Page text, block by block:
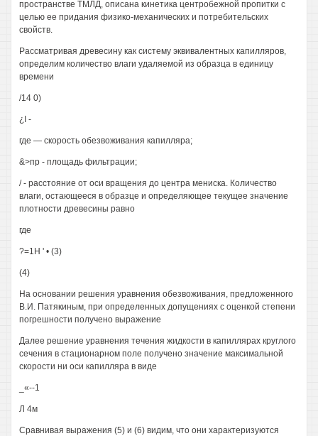
пространстве ТМЛД, описана кинетика центробежной пропитки с
целью ее придания физико-механических и потребительских
свойств.
Рассматривая древесину как систему эквивалентных капилляров,
определим количество влаги удаляемой из образца в единицу
времени
/14 0)
¿I -
где — скорость обезвоживания капилляра;
&>пр - площадь фильтрации;
/ - расстояние от оси вращения до центра мениска. Количество
влаги, остающееся в образце и определяющее текущее значение
плотности древесины равно
где
?=1Н ' • (3)
(4)
На основании решения уравнения обезвоживания, предложенного
В.И. Патякиным, при определенных допущениях с оценкой степени
погрешности получено выражение
Далее решение уравнения течения жидкости в капиллярах круглого
сечения в стационарном поле получено значение максимальной
скорости ни оси капилляра в виде
_«--1
Л 4м
Сравнивая выражения (5) и (6) видим, что они характеризуются